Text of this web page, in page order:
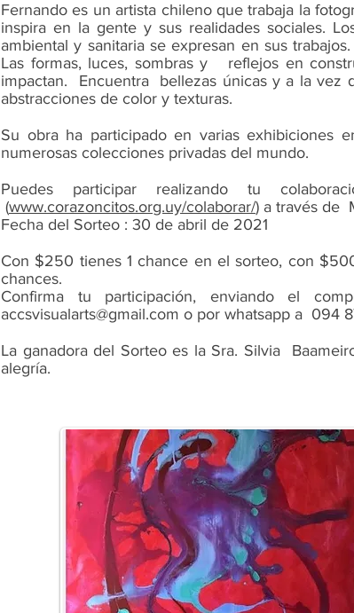
Fernando es un artista chileno que trabaja la
inspira en la gente y sus realidades sociales.
ambiental y sanitaria se expresan en sus
Las formas, luces, sombras y reflejos en
impactan. Encuentra bellezas únicas y a la vez
abstracciones de color y texturas.
Su obra ha participado en varias exhibiciones
numerosas colecciones privadas del mundo.
Puedes participar realizando tu
(www.corazoncitos.org.uy/colaborar/) a través de
Fecha del Sorteo : 30 de abril de 2021
Con $250 tienes 1 chance en el sorteo, con
chances.
Confirma tu participación, enviando el
accsvisualarts@gmail.com o por whatsapp a 094
La ganadora del Sorteo es la Sra. Silvia
alegría.